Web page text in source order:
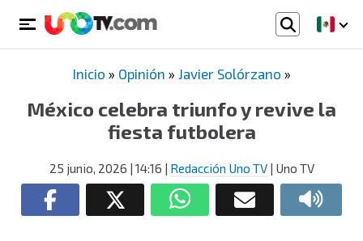
Inicio » Opinión » Javier Solórzano »
México celebra triunfo y revive la
fiesta futbolera
25 junio, 2026 | 14:16 | Redacción Uno TV| Uno TV